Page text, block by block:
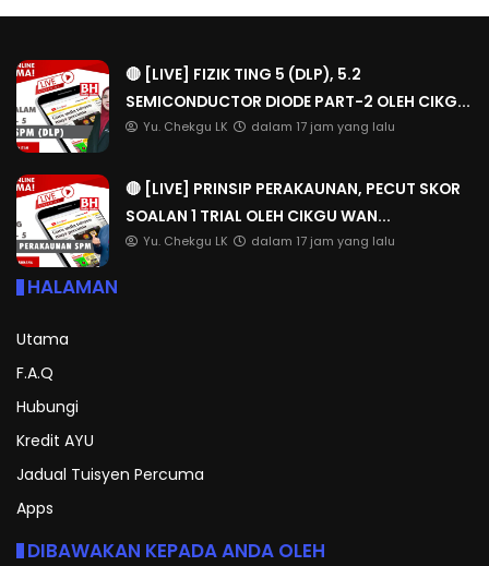
🔴 [LIVE] FIZIK TING 5 (DLP), 5.2
SEMICONDUCTOR DIODE PART-2 OLEH CIKG...
Yu. Chekgu LK dalam 17 jam yang lalu
🔴 [LIVE] PRINSIP PERAKAUNAN, PECUT SKOR
SOALAN 1 TRIAL OLEH CIKGU WAN...
Yu. Chekgu LK dalam 17 jam yang lalu
HALAMAN
Utama
F.A.Q
Hubungi
Kredit AYU
Jadual Tuisyen Percuma
Apps
DIBAWAKAN KEPADA ANDA OLEH